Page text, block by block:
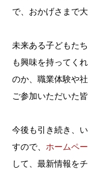
で、おかげさまで
未来ある子どもた
も興味を持ってく
のか、職業体験や
ご参加いただいた
今後も引き続き、
すので、 ホームペ
して、最新情報を